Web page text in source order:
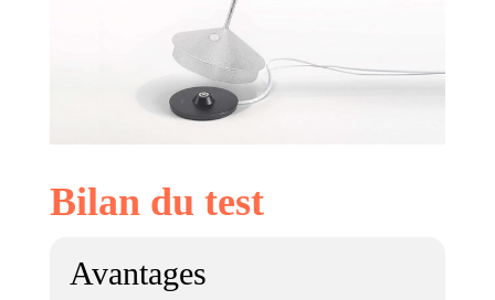
Bilan du test
Avantages